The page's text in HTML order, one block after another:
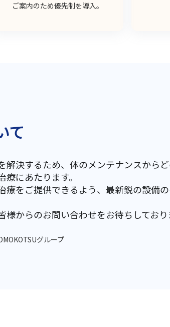
ご案内のため優先制を導入。
て
解決するため、体のメンテナンスから
にあたります。
療をご提供できるよう、最新鋭の設備
様からのお問い合わせをお待ちしてお
グループ